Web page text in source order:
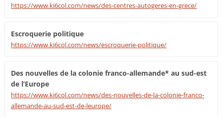
https://www.ki6col.com/news/des-centres-autogeres-en-grece/
Escroquerie politique
https://www.ki6col.com/news/escroquerie-politique/
Des nouvelles de la colonie franco-allemande* au sud-est
de l’Europe
https://www.ki6col.com/news/des-nouvelles-de-la-colonie-franco-
allemande-au-sud-est-de-leurope/